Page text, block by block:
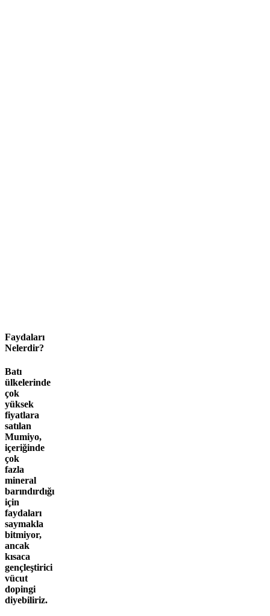
Faydaları
Nelerdir?
Batı
ülkelerinde
çok
yüksek
fiyatlara
satılan
Mumiyo,
içeriğinde
çok
fazla
mineral
barındırdığı
için
faydaları
saymakla
bitmiyor,
ancak
kısaca
gençleştirici
vücut
dopingi
diyebiliriz.